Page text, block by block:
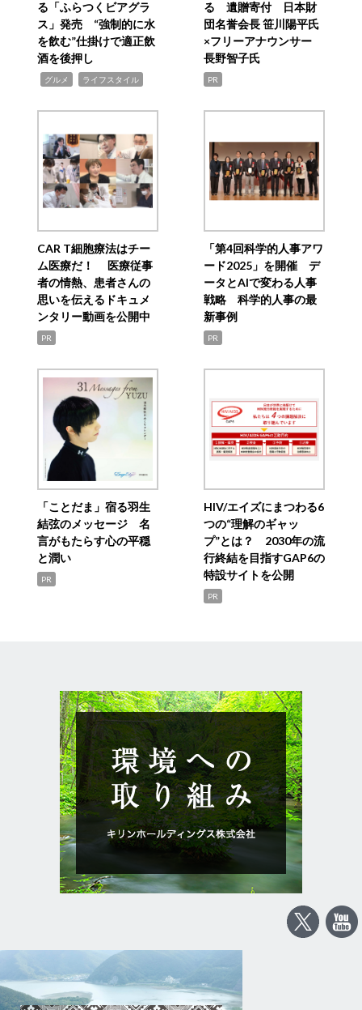
る「ふらつくビアグラ
ス」発売 “強制的に水
を飲む”仕掛けで適正飲
酒を後押し
グルメ ライフスタイル
る 遺贈寄付 日本財
団名誉会長 笹川陽平氏
×フリーアナウンサー
長野智子氏
PR
CAR T細胞療法はチー
ム医療だ！ 医療従事
者の情熱、患者さんの
思いを伝えるドキュメ
ンタリー動画を公開中
PR
「第4回科学的人事アワ
ード2025」を開催 デ
ータとAIで変わる人事
戦略 科学的人事の最
新事例
PR
「ことだま」宿る羽生
結弦のメッセージ 名
言がもたらす心の平穏
と潤い
PR
HIV/エイズにまつわる6
つの“理解のギャッ
プ”とは？ 2030年の流
行終結を目指すGAP6の
特設サイトを公開
PR